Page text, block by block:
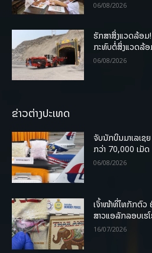
06/08/2026
ຮັກສາສິ່ງແວດລ້ອ
ກະທົບຕໍ່ສິ່ງແວດລ້
06/08/2026
ຂ່າວຕ່າງປະເທດ
ຈັບນັກບິນມາເລເຊ
ກວ່າ 70,000 ເມັດ
06/08/2026
ເຈົ້າໜ້າທີ່ໄທກັກຕົວ
ສາວແອລັກລອບເຮ
16/07/2026